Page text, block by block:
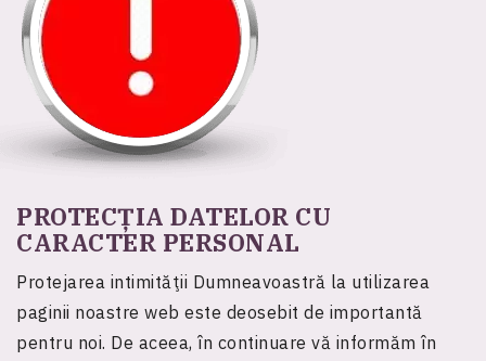
PROTECȚIA DATELOR CU
CARACTER PERSONAL
Protejarea intimităţii Dumneavoastră la utilizarea
paginii noastre web este deosebit de importantă
pentru noi. De aceea, în continuare vă informăm în